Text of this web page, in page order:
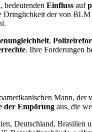
bedeutenden Einfluss auf
der von BLM
,
. Ihre Forderungen
Mann, der
der Empörung aus, die
Deutschland, Brasilien